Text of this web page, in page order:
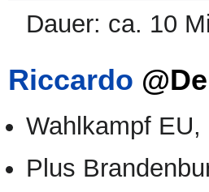
Dauer: ca. 10
Riccardo
Wahlkampf
Plus